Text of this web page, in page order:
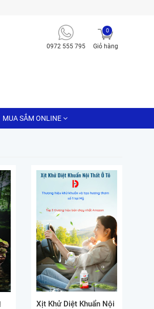
0972 555 795 Giỏ hàng
0
MUA SẮM ONLINE
Xịt Khử Diệt Khuẩn Nội